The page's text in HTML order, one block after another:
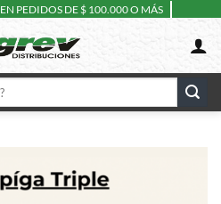
EN PEDIDOS DE $ 100.000 O MÁS